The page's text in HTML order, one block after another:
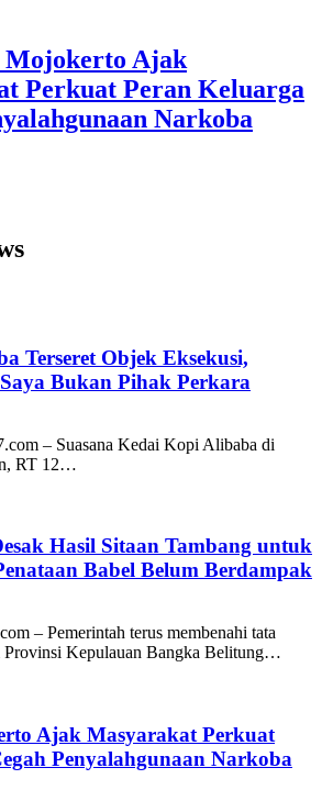
Ajak
Perkuat Peran Keluarga
Narkoba
Terseret Objek Eksekusi,
Bukan Pihak Perkara
– Suasana Kedai Kopi Alibaba di
RT 12…
Hasil Sitaan Tambang untuk
Babel Belum Berdampak
– Pemerintah terus membenahi tata
Provinsi Kepulauan Bangka Belitung…
Ajak Masyarakat Perkuat
Penyalahgunaan Narkoba